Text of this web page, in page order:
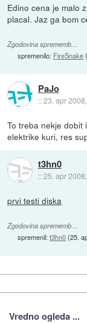
Edino cena je malo
placal. Jaz ga bom
Zgodovina sprememb…
spremenilo: FireSnake
PaJo
::23. apr
To treba nekje dobit
elektrike kuri, res
t3hn0
::25. apr
prvi testi diska
Zgodovina sprememb…
spremenil:t3hn0(25.
Vredno ogleda ...